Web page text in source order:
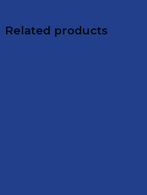
Related products